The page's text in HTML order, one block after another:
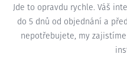
Jde to opravdu rychle. Váš
do 5 dnů od objednání a
nepotřebujete, my